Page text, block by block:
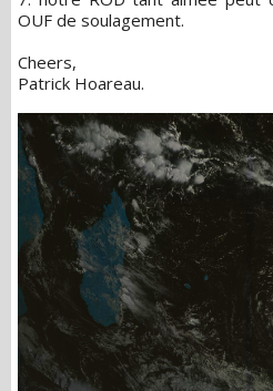
OUF de soulagement.
Cheers,
Patrick Hoareau.